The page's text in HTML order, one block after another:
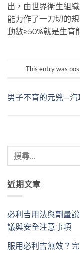
出，由世界衛生組
能力作了一刀切的
動數≥50%就是生育
This entry was
男子不育的元兇—汽
近期文章
必利吉用法與劑量
議與安全注意事項
服用必利吉無效？